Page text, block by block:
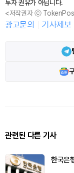
투자 권유가 아닙니다.
<저작권자 ⓒ
광고문의 기사제보
관련된 다른 기사
한국은